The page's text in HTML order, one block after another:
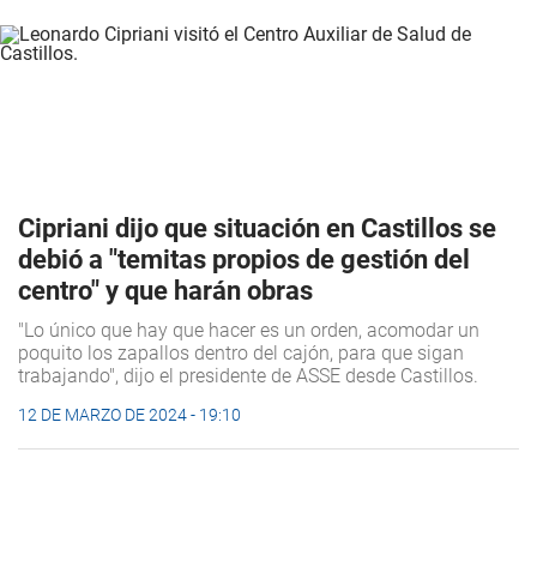
Cipriani dijo que situación en Castillos se
debió a "temitas propios de gestión del
centro" y que harán obras
"Lo único que hay que hacer es un orden, acomodar un
poquito los zapallos dentro del cajón, para que sigan
trabajando", dijo el presidente de ASSE desde Castillos.
12 DE MARZO DE 2024 - 19:10